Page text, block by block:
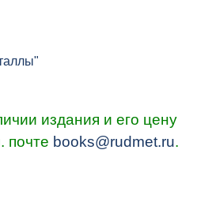
издания и его цену
почте books@rudmet.ru.